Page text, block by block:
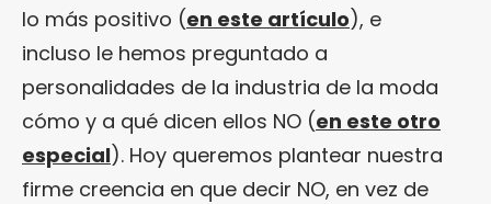
lo más positivo (en este artículo), e
incluso le hemos preguntado a
personalidades de la industria de la moda
cómo y a qué dicen ellos NO (en este otro
especial). Hoy queremos plantear nuestra
firme creencia en que decir NO, en vez de